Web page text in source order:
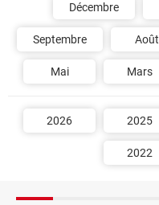
Décembre
Septembre Août
Mai Mars
2026 2025
2022